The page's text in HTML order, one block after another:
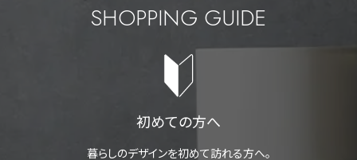
SHOPPING GUIDE
初めての方へ
暮らしのデザインを初めて訪れる方へ。